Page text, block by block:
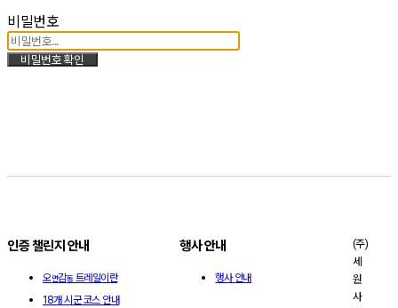
비밀번호
비밀번호 확인
인증 챌린지 안내
오면감동트레일이란
18개 시군 코스 안내
행사 안내
행사 안내
(주)
세
원
사